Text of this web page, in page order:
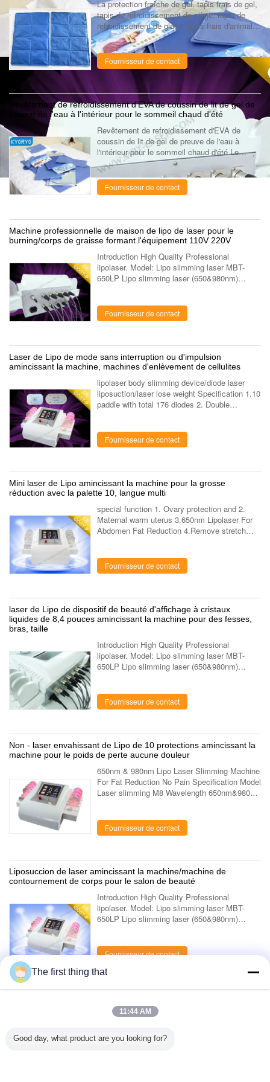
La protection fraîche de gel, tapis frais de gel,
tapis de refroidissement de siège, tapis de
refroidissement de glace, tapis frais d'animal
familier, sac frais d'animal familier, choient le
tapis frais, ...
Fournisseur de contact
Revêtement de refroidissement d'EVA de coussin de lit de gel de
preuve de l'eau à l'intérieur pour le sommeil chaud d'été
Revêtement de refroidissement d'EVA de
coussin de lit de gel de preuve de l'eau à
l'intérieur pour le sommeil chaud d'été Le
Kyoryo-Frais-Gel-Tapis emploie le polymère
spécial de gel à une plus basse temp...
Fournisseur de contact
Machine professionnelle de maison de lipo de laser pour le
burning/corps de graisse formant l'équipement 110V 220V
Introduction High Quality Professional
lipolaser. Model: Lipo slimming laser MBT-
650LP Lipo slimming laser (650&980nm)
650nm...
Fournisseur de contact
Laser de Lipo de mode sans interruption ou d'impulsion
amincissant la machine, machines d'enlèvement de cellulites
lipolaser body slimming device/diode laser
liposuction/laser lose weight Specification 1.10
paddle with total 176 diodes 2. Double
Fournisseur de contact
Mini laser de Lipo amincissant la machine pour la grosse
réduction avec la palette 10, langue multi
special function 1. Ovary protection and 2.
Maternal warm uterus 3.650nm Lipolaser For
Abdomen Fat Reduction 4.Remove stretch
Fournisseur de contact
laser de Lipo de dispositif de beauté d'affichage à cristaux
liquides de 8,4 pouces amincissant la machine pour des fesses,
bras, taille
Introduction High Quality Professional
lipolaser. Model: Lipo slimming laser MBT-
650LP Lipo slimming laser (650&980nm)
650nm...
Fournisseur de contact
Non - laser envahissant de Lipo de 10 protections amincissant la
machine pour le poids de perte aucune douleur
650nm & 980nm Lipo Laser Slimming Machine
For Fat Reduction No Pain Specification Model
Laser slimming M8 Wavelength 650nm&980nm
Fournisseur de contact
Liposuccion de laser amincissant la machine/machine de
contournement de corps pour le salon de beauté
Introduction High Quality Professional
lipolaser. Model: Lipo slimming laser MBT-
650LP Lipo slimming laser (650&980nm)
650nm...
Fournisseur de contact
1 / 5
Regardez tout le > de produits ;
The first thing that
11:44 AM
Good day, what product are you looking for?